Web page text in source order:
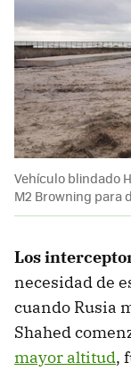
Vehículo blindado
M2 Browning para
Los
necesidad de
cuando Rusia
Shahed
mayor altitud,